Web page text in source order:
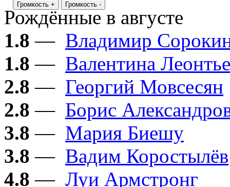
Громкость +
Громкость -
Рождённые в августе
1.8 — Владимир
1.8 — Валентина
2.8 — Георгий Мовсесян
2.8 — Борис
3.8 — Мария Биешу
3.8 — Вадим Коростылёв
4.8 — Луи Армстронг